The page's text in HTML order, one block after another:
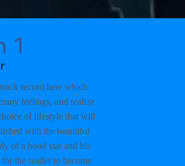
1
record here which
feelings, and realize
of lifestyle that will
with the beautiful
of a hood star and his
the reader to become